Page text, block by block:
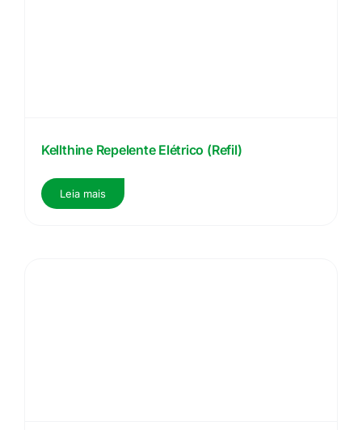
Kellthine Repelente Elétrico (Refil)
Leia mais